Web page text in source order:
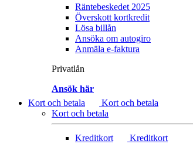
Räntebeskedet 2025
Överskott kortkredit
Lösa billån
Ansöka om autogiro
Anmäla e-faktura
Privatlån
Ansök här
Kort och betala
Kort och betala
Kort och betala
Kreditkort
Kreditkort